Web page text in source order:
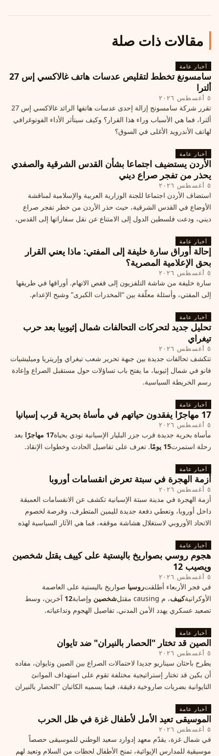
مقالات ذات صلة
أخبار عامة
سامسونغ تخطط لتقليص عدسات هاتف غالاكسي إس 27
ألترا
٥ أغسطس ٢٠٢٦
تقرر شركة سامسونج إزالة إحدى عدسات هاتفها الرائد غالاكسي إس 27
ألترا، فما هي الأسباب وراء هذا القرار؟ وكيف سيتأثر الأداء الفوتوغرافي
لهاتف الأندرويد الأغلى في السوق؟
أخبار عامة
الأردن يستضيف اجتماعا بشأن القدس الشرقية والصفدي
يحذر من تفجر صراع ديني
٥ أغسطس ٢٠٢٦
استضاف الأردن اجتماعا للجنة الوزارية العربية والإسلامية لمناقشة
الأوضاع في القدس الشرقية، حيث حذر الأردن من خطر تفجر صراع
ديني، ودعت فلسطين الدول إلى الامتناع عن نقل سفاراتها إلى القدس،
أخبار عامة
إحالة أوراق سارة خليفة إلى المفتي: ماذا يعني القرار
بحق الإعلامية المصرية؟
٥ أغسطس ٢٠٢٦
سارة خليفة من شاشة التلفزيون إلى قفص الاتهام. أوراقها في طريقها
إلى المفتي، وأسئلة معلّقة بين “المخدرات الكبرى” وشبح الإعدام.
أخبار عامة
تحليل جديد لتحركات التحالفات شمال إثيوبيا بعد حرب
تيغراي
٥ أغسطس ٢٠٢٦
تتكشف تحالفات جديدة بين جبهة تحرير شعب تيغراي وإريتريا وميليشيات
فانو في شمال إثيوبيا، ما يفتح باب تساؤلات حول مستقبل الصراع وإعادة
رسم الخريطة السياسية.
أخبار عامة
17 مهاجرًا يفقدون حياتهم في مأساة بحرية قرب إسبانيا
٥ أغسطس ٢٠٢٦
مأساة بحرية جديدة قرب جزر البليار الإسبانية تودي بحياة17 مهاجرًا
بعد
رحلة استمرت15 يومًا . تعرف على تفاصيل الحادث وخطوات الإنقاذ.
أخبار عامة
أزمة الهجرة في سبتة تعرض انقسامات أوروبا
٥ أغسطس ٢٠٢٦
أزمة الهجرة في مدينة سبتة الإسبانية تكشف عن الانقسامات العميقة
داخل أوروبا، وتعطي دفعة جديدة لليمين المتطرف، وفرصة لخصوم
الاتحاد الأوروبي لاستغلال هشاشة موقفه، فما هي الآثار السياسية لهذه
أخبار عامة
هجوم روسي بصواريخ باليستية على كييف يقتل شخصين
ويصيب 12
٥ أغسطس ٢٠٢٦
في فجر الأربعاء أطلقتروسيا صواريخ باليستية على العاصمة
الأوكرانيةكييف، م causing مقتل شخصين وإصابة12 آخرين، وسط
تصعيد عسكري يهدد الأمن المدني. تفاصيل الهجوم وتداعياته.
أخبار عامة
الصين قد تختار "الحصار بالنيران" ضد تايوان
٥ أغسطس ٢٠٢٦
يطرح باحثان سيناريو جديدا لاحتمالات الصراع بين الصين وتايوان، مفاده
أن بكين قد تختار إستراتيجية مختلفة تقوم على استهداف الموانئ
التايوانية بضربات صاروخية دقيقة، فيما يسميه الكاتبان "الحصار بالنيران
أخبار عامة
الموسيقى تعيد الأمل لأطفال غزة في ظل الحرب
٥ أغسطس ٢٠٢٦
في شمال غزة، يقدّم معهد إدوارد سعيد الوطني للموسيقى حصصاً
موسيقية للمدارس الإيوائية، تمنح الأطفال لحظات من السلام وتعيد لهم